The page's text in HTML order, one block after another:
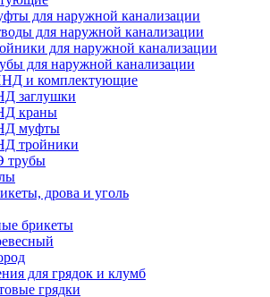
для наружной канализации
для наружной канализации
для наружной канализации
для наружной канализации
и комплектующие
заглушки
краны
муфты
тройники
трубы
дрова и уголь
брикеты
для грядок и клумб
грядки